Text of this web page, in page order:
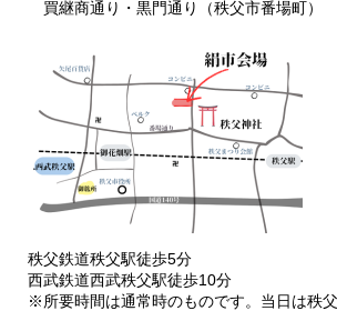
買継商通り・黒門通り（秩父市番場町）
秩父鉄道秩父駅徒歩5分
西武鉄道西武秩父駅徒歩10分
※所要時間は通常時のものです。当日は秩